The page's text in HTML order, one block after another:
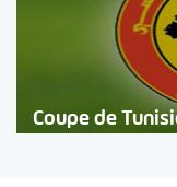
Coupe de